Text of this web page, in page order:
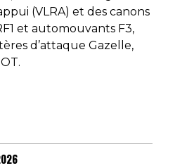
(VLRA) et des canons
et automouvants F3,
d’attaque Gazelle,